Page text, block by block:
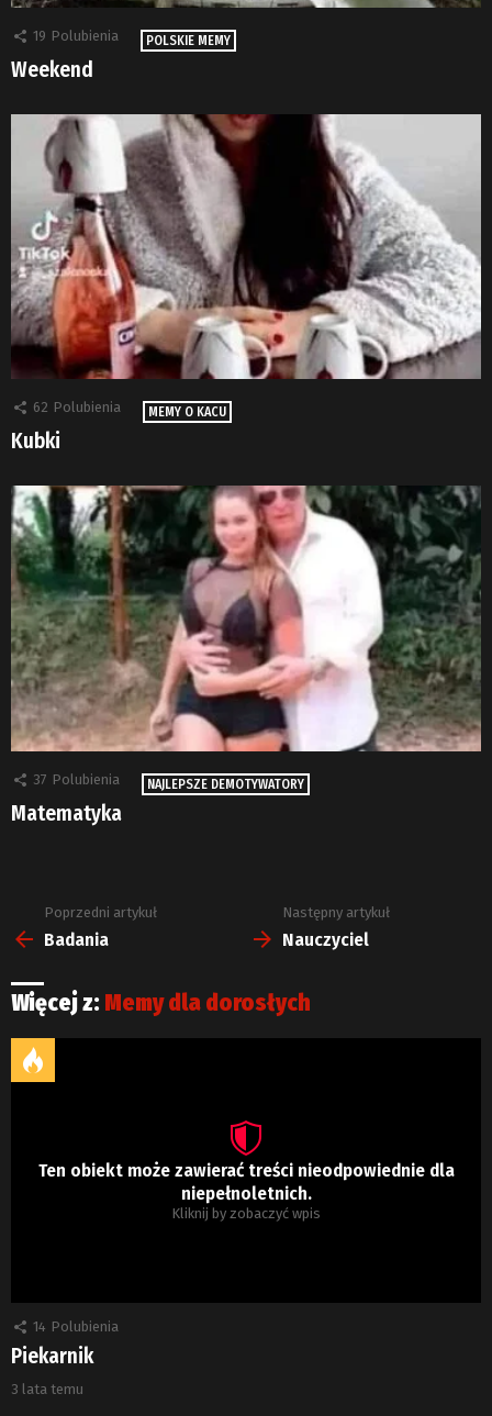
19 Polubienia POLSKIE MEMY
Weekend
62 Polubienia MEMY O KACU
Kubki
37 Polubienia NAJLEPSZE DEMOTYWATORY
Matematyka
Zobacz
więcej
Poprzedni artykuł
Badania
Następny artykuł
Nauczyciel
Więcej z: Memy dla dorosłych
Ten obiekt może zawierać treści nieodpowiednie dla
niepełnoletnich.
Kliknij by zobaczyć wpis
14 Polubienia
Piekarnik
3 lata temu